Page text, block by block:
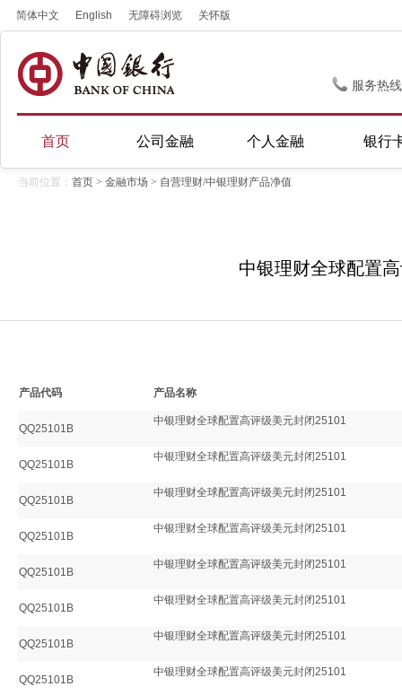
简体中文 English 无障碍浏览 关怀版
服务热
首页 公司金融 个人金融 银行
当前位置： 首页 > 金融市场 > 自营理财/中银理财产品净值
中银理财全球配置
产品代码 产品名称
QQ25101B
中银理财全球配置高评级美元封闭25101
QQ25101B
中银理财全球配置高评级美元封闭25101
QQ25101B
中银理财全球配置高评级美元封闭25101
QQ25101B
中银理财全球配置高评级美元封闭25101
QQ25101B
中银理财全球配置高评级美元封闭25101
QQ25101B
中银理财全球配置高评级美元封闭25101
QQ25101B
中银理财全球配置高评级美元封闭25101
QQ25101B
中银理财全球配置高评级美元封闭25101